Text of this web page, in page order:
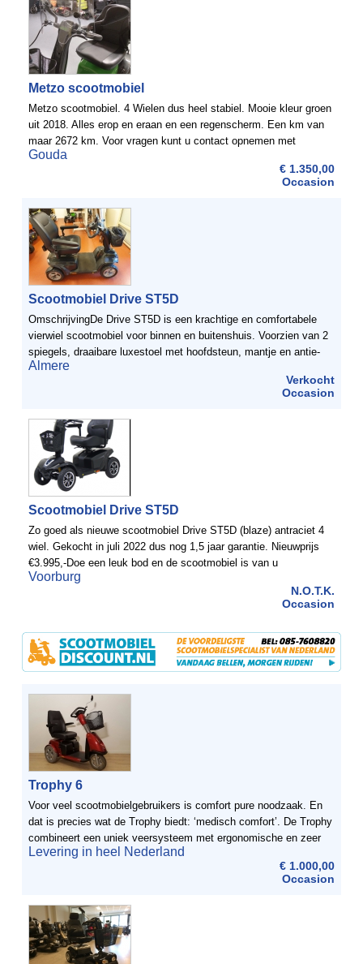
Metzo scootmobiel
Metzo scootmobiel. 4 Wielen dus heel stabiel. Mooie kleur groen
uit 2018. Alles erop en eraan en een regenscherm. Een km van
maar 2672 km. Voor vragen kunt u contact opnemen met
mevrouw Holboom 0613803161
Gouda
€ 1.350,00
Occasion
Scootmobiel Drive ST5D
OmschrijvingDe Drive ST5D is een krachtige en comfortabele
vierwiel scootmobiel voor binnen en buitenshuis. Voorzien van 2
spiegels, draaibare luxestoel met hoofdsteun, mantje en antie-
slip mat. De scootmobiel is uitgevoerd met grote ...
Almere
Verkocht
Occasion
Scootmobiel Drive ST5D
Zo goed als nieuwe scootmobiel Drive ST5D (blaze) antraciet 4
wiel. Gekocht in juli 2022 dus nog 1,5 jaar garantie. Nieuwprijs
€3.995,-Doe een leuk bod en de scootmobiel is van u
Voorburg
N.O.T.K.
Occasion
Trophy 6
Voor veel scootmobielgebruikers is comfort pure noodzaak. En
dat is precies wat de Trophy biedt: ‘medisch comfort’. De Trophy
combineert een uniek veersysteem met ergonomische en zeer
lichte bediening. Door de uitgebreide ...
Levering in heel Nederland
€ 1.000,00
Occasion